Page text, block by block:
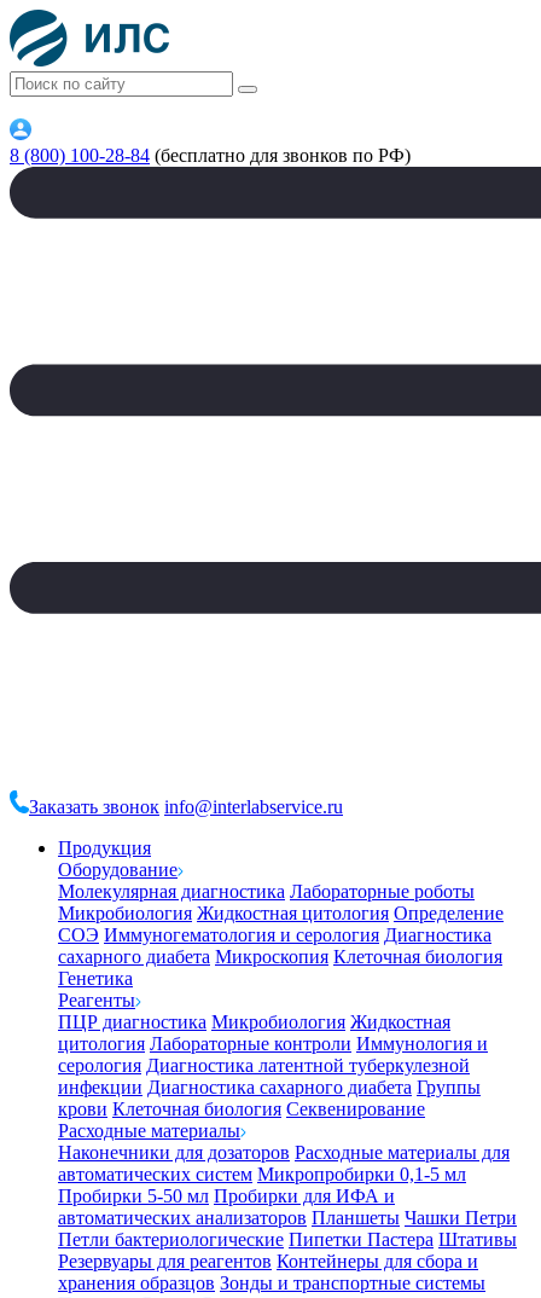
8 (800) 100-28-84 (бесплатно для звонков по РФ)
Заказать звонок info@interlabservice.ru
Продукция
Оборудование
Молекулярная диагностика Лабораторные роботы
Микробиология Жидкостная цитология Определение
СОЭ Иммуногематология и серология Диагностика
сахарного диабета Микроскопия Клеточная биология
Генетика
Реагенты
ПЦР диагностика Микробиология Жидкостная
цитология Лабораторные контроли Иммунология и
серология Диагностика латентной туберкулезной
инфекции Диагностика сахарного диабета Группы
крови Клеточная биология Секвенирование
Расходные материалы
Наконечники для дозаторов Расходные материалы для
автоматических систем Микропробирки 0,1-5 мл
Пробирки 5-50 мл Пробирки для ИФА и
автоматических анализаторов Планшеты Чашки Петри
Петли бактериологические Пипетки Пастера Штативы
Резервуары для реагентов Контейнеры для сбора и
хранения образцов Зонды и транспортные системы